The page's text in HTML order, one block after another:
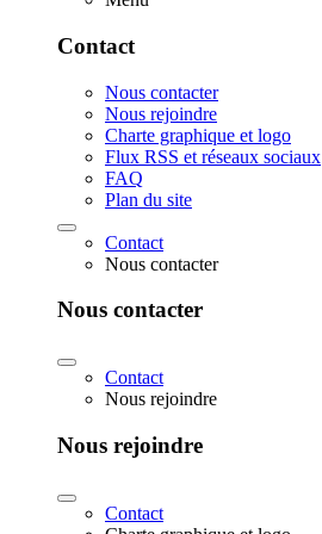
Contact
Nous contacter
Nous rejoindre
Charte graphique et logo
Flux RSS et réseaux sociaux
FAQ
Plan du site
Contact
Nous contacter
Nous contacter
Contact
Nous rejoindre
Nous rejoindre
Contact